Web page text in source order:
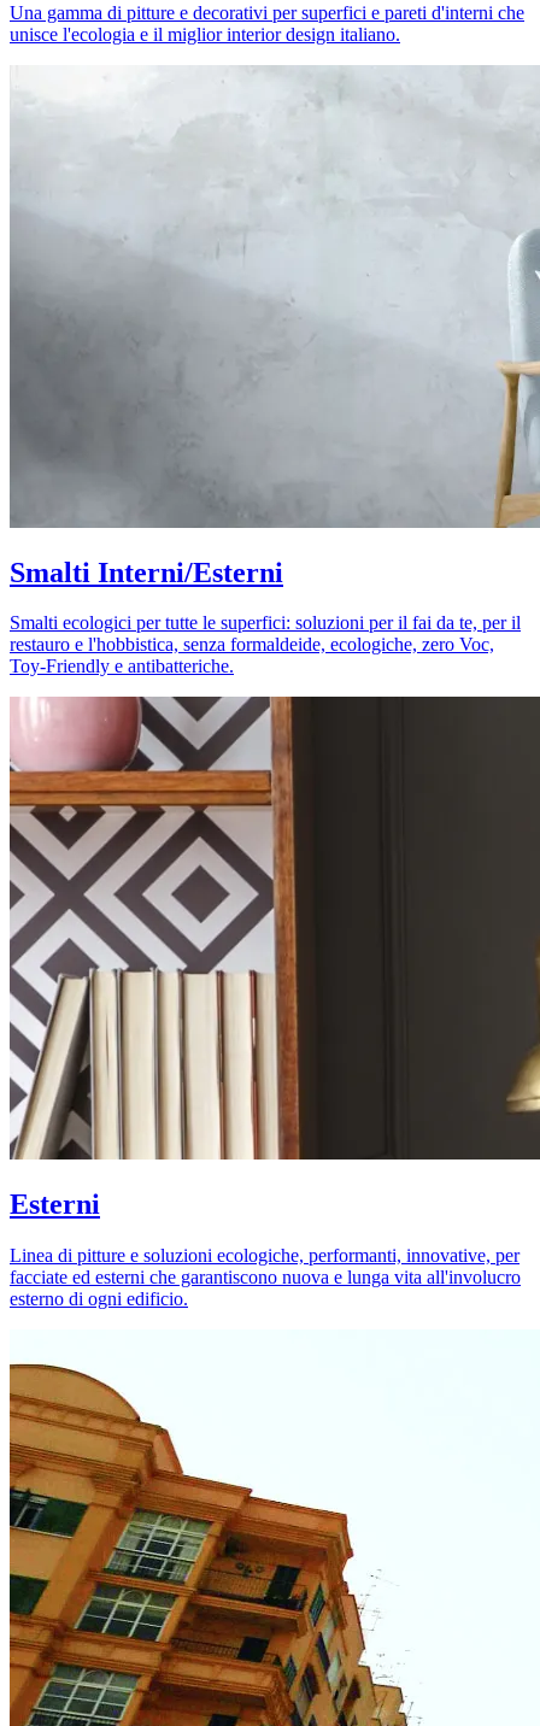
Una gamma di pitture e decorativi per superfici e pareti d'interni che
unisce l'ecologia e il miglior interior design italiano.
Smalti Interni/Esterni
Smalti ecologici per tutte le superfici: soluzioni per il fai da te, per il
restauro e l'hobbistica, senza formaldeide, ecologiche, zero Voc,
Toy-Friendly e antibatteriche.
Esterni
Linea di pitture e soluzioni ecologiche, performanti, innovative, per
facciate ed esterni che garantiscono nuova e lunga vita all'involucro
esterno di ogni edificio.